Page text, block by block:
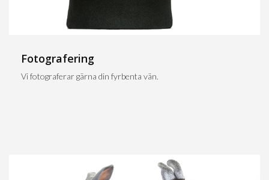
Fotografering
Vi fotograferar gärna din fyrbenta vän.